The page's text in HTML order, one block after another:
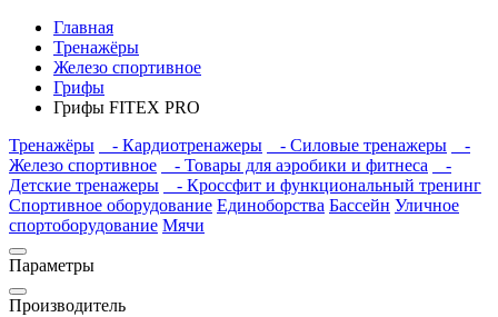
Главная
Тренажёры
Железо спортивное
Грифы
Грифы FITEX PRO
Тренажёры
- Кардиотренажеры - Силовые тренажеры
-
Железо спортивное
- Товары для аэробики и фитнеса
-
Детские тренажеры
- Кроссфит и функциональный тренинг
Спортивное оборудование Единоборства Бассейн Уличное
спортоборудование Мячи
Параметры
Производитель